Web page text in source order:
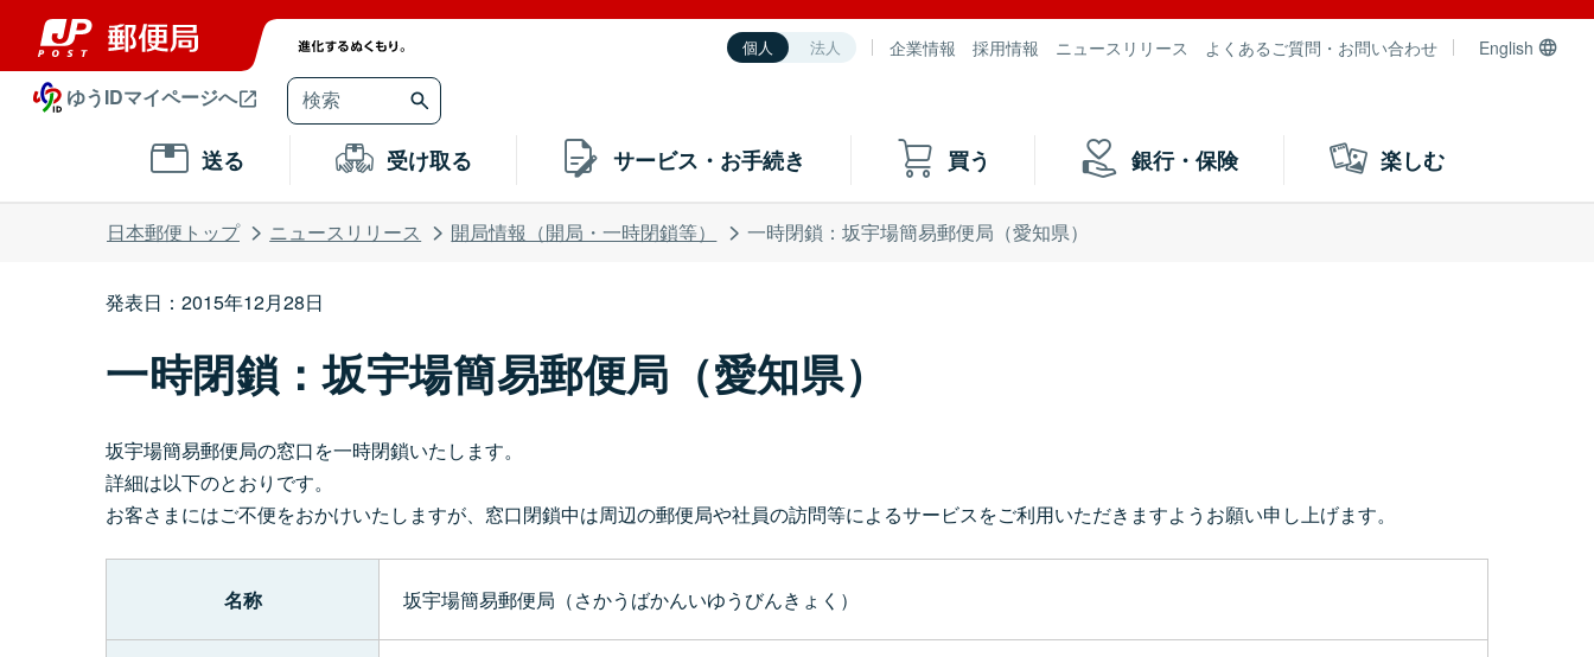
個人 法人 企業情報 採用情報 ニュースリリース よくあるご質問・お問い合わせ English
ゆうIDマイページへ
送る 受け取る サービス・お手続き 買う 銀行・保険 楽しむ
日本郵便トップ ニュースリリース 開局情報（開局・一時閉鎖等） 一時閉鎖：坂宇場簡易郵便局（愛知県）
発表日：2015年12月28日
一時閉鎖：坂宇場簡易郵便局（愛知県）
坂宇場簡易郵便局の窓口を一時閉鎖いたします。
詳細は以下のとおりです。
お客さまにはご不便をおかけいたしますが、窓口閉鎖中は周辺の郵便局や社員の訪問等によるサービスをご利用いただきますようお願い申し上げます。
名称 坂宇場簡易郵便局（さかうばかんいゆうびんきょく）